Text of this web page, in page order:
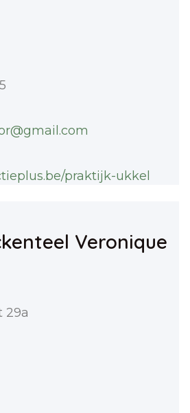
praktijk-ukkel
Veronique
29a